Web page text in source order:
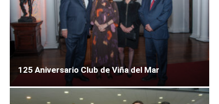
125 Aniversario Club de Viña del Mar